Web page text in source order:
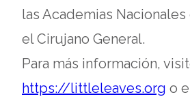
las Academias
el Cirujano General.
Para más información,
https://littleleaves.org o